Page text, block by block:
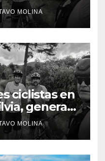
MOLINA
ciclistas en
genera
el Cauca
MOLINA